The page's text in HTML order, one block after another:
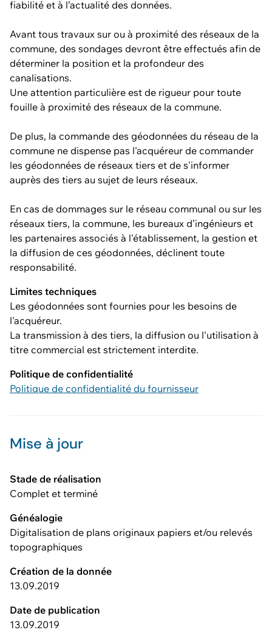
fiabilité et à l’actualité des données.
Avant tous travaux sur ou à proximité des réseaux de la
commune, des sondages devront être effectués afin de
déterminer la position et la profondeur des
canalisations.
Une attention particulière est de rigueur pour toute
fouille à proximité des réseaux de la commune.
De plus, la commande des géodonnées du réseau de la
commune ne dispense pas l'acquéreur de commander
les géodonnées de réseaux tiers et de s'informer
auprès des tiers au sujet de leurs réseaux.
En cas de dommages sur le réseau communal ou sur les
réseaux tiers, la commune, les bureaux d’ingénieurs et
les partenaires associés à l'établissement, la gestion et
la diffusion de ces géodonnées, déclinent toute
responsabilité.
Limites techniques
Les géodonnées sont fournies pour les besoins de
l'acquéreur.
La transmission à des tiers, la diffusion ou l'utilisation à
titre commercial est strictement interdite.
Politique de confidentialité
Politique de confidentialité du fournisseur
Mise à jour
Stade de réalisation
Complet et terminé
Généalogie
Digitalisation de plans originaux papiers et/ou relevés
topographiques
Création de la donnée
13.09.2019
Date de publication
13.09.2019